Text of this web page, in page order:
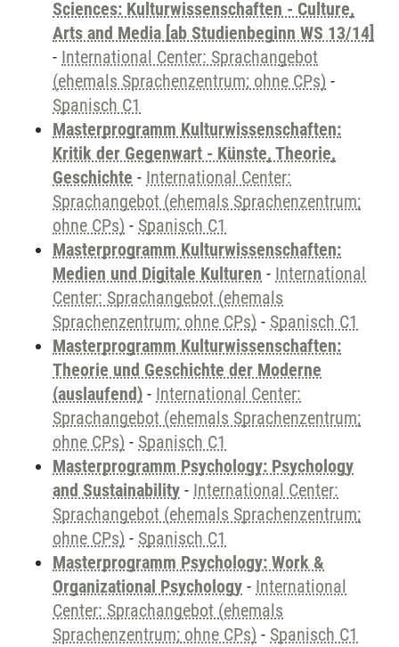
Sciences: Kulturwissenschaften - Culture,
Arts and Media [ab Studienbeginn WS 13/14]
- International Center: Sprachangebot
(ehemals Sprachenzentrum; ohne CPs) -
Spanisch C1
Masterprogramm Kulturwissenschaften:
Kritik der Gegenwart - Künste, Theorie,
Geschichte - International Center:
Sprachangebot (ehemals Sprachenzentrum;
ohne CPs) - Spanisch C1
Masterprogramm Kulturwissenschaften:
Medien und Digitale Kulturen - International
Center: Sprachangebot (ehemals
Sprachenzentrum; ohne CPs) - Spanisch C1
Masterprogramm Kulturwissenschaften:
Theorie und Geschichte der Moderne
(auslaufend) - International Center:
Sprachangebot (ehemals Sprachenzentrum;
ohne CPs) - Spanisch C1
Masterprogramm Psychology: Psychology
and Sustainability - International Center:
Sprachangebot (ehemals Sprachenzentrum;
ohne CPs) - Spanisch C1
Masterprogramm Psychology: Work &
Organizational Psychology - International
Center: Sprachangebot (ehemals
Sprachenzentrum; ohne CPs) - Spanisch C1